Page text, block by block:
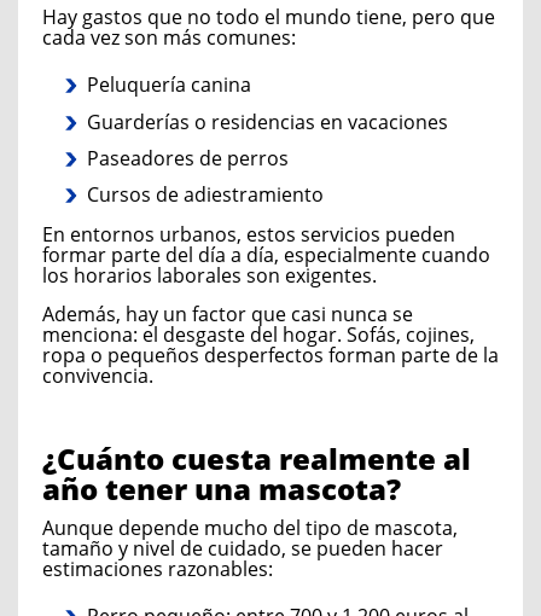
Hay gastos que no todo el mundo tiene, pero que
cada vez son más comunes:
Peluquería canina
Guarderías o residencias en vacaciones
Paseadores de perros
Cursos de adiestramiento
En entornos urbanos, estos servicios pueden
formar parte del día a día, especialmente cuando
los horarios laborales son exigentes.
Además, hay un factor que casi nunca se
menciona: el desgaste del hogar. Sofás, cojines,
ropa o pequeños desperfectos forman parte de la
convivencia.
¿Cuánto cuesta realmente al
año tener una mascota?
Aunque depende mucho del tipo de mascota,
tamaño y nivel de cuidado, se pueden hacer
estimaciones razonables: